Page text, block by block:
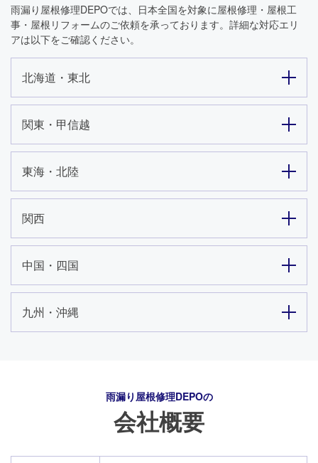
雨漏り屋根修理DEPOでは、日本全国を対象に屋根修理・屋根工
事・屋根リフォームのご依頼を承っております。詳細な対応エリ
アは以下をご確認ください。
北海道・東北
関東・甲信越
東海・北陸
関西
中国・四国
九州・沖縄
雨漏り屋根修理DEPOの
会社概要